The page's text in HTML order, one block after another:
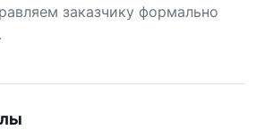
заказчику формально